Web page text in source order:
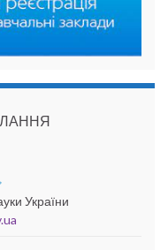
України